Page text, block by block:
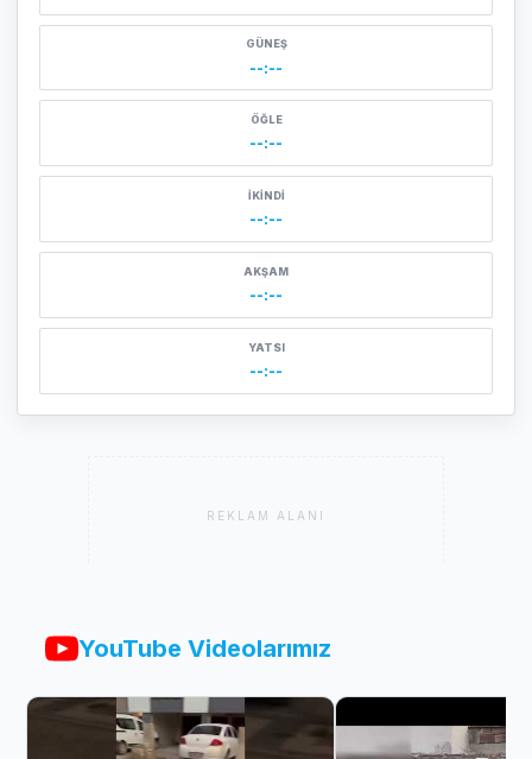
GÜNEŞ
--:--
ÖĞLE
--:--
İKINDI
--:--
AKŞAM
--:--
YATSI
--:--
REKLAM ALANI
YouTube Videolarımız